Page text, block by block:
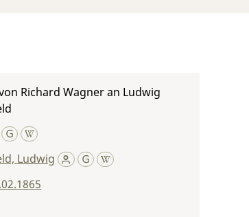
Richard Wagner an Ludwig
Ludwig